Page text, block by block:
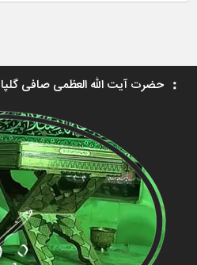
حضرت آیت الله العظمی صافی